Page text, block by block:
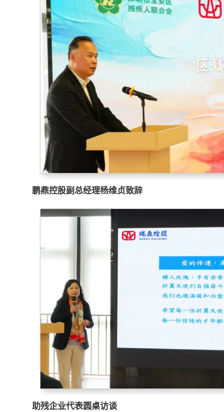
鹏鼎控股副总经理杨维贞致辞
助残企业代表圆桌访谈